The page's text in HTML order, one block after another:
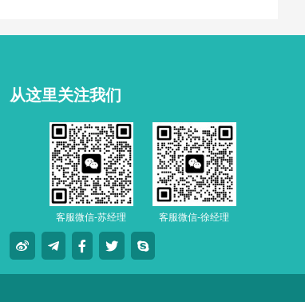
从这里关注我们
客服微信-苏经理 客服微信-徐经理